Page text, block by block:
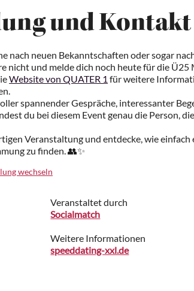
und Kontakt
nach neuen Bekanntschaften oder sogar
nicht und melde dich noch heute für die
Website von QUATER 1 für weitere
spannender Gespräche, interessanter
du bei diesem Event genau die Person,
Veranstaltung und entdecke, wie einfach
zu finden. 👥✨
wechseln
Veranstaltet durch
Socialmatch
Weitere Informationen
speeddating-xxl.de